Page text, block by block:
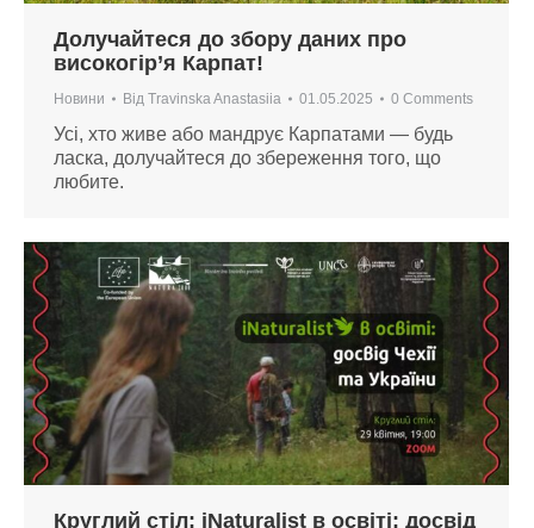
Долучайтеся до збору даних про
високогір’я Карпат!
Новини Від Travinska Anastasiia 01.05.2025 0 Comments
Усі, хто живе або мандрує Карпатами — будь
ласка, долучайтеся до збереження того, що
любите.
Круглий стіл: iNaturalist в освіті: досвід